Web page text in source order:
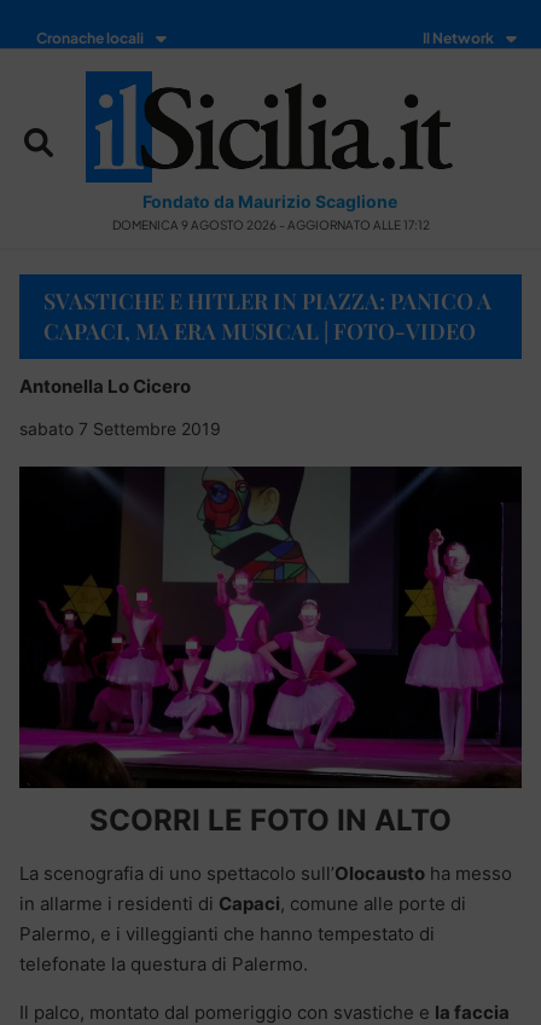
Cronache locali Il Network
Fondato da Maurizio Scaglione
DOMENICA 9 AGOSTO 2026 - AGGIORNATO ALLE 17:12
SVASTICHE E HITLER IN PIAZZA: PANICO A
CAPACI, MA ERA MUSICAL | FOTO-VIDEO
Antonella Lo Cicero
sabato 7 Settembre 2019
SCORRI LE FOTO IN ALTO
La scenografia di uno spettacolo sull’Olocausto ha messo
in allarme i residenti di Capaci, comune alle porte di
Palermo, e i villeggianti che hanno tempestato di
telefonate la questura di Palermo.
Il palco, montato dal pomeriggio con svastiche e la faccia